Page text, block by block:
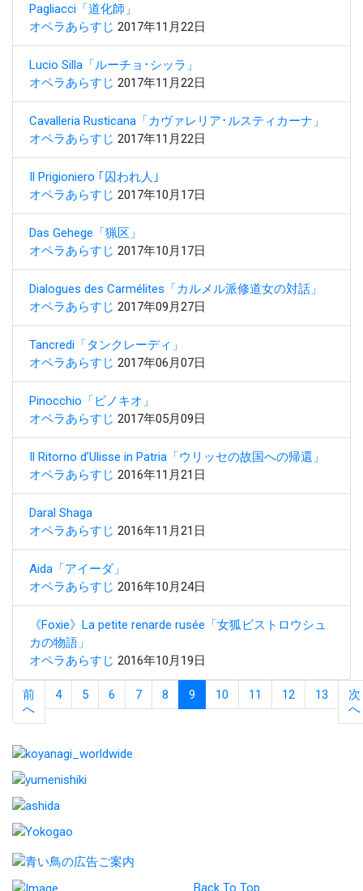
Pagliacci「道化師」
オペラあらすじ 2017年11月22日
Lucio Silla「ルーチョ･シッラ」
オペラあらすじ 2017年11月22日
Cavalleria Rusticana「カヴァレリア･ルスティカーナ」
オペラあらすじ 2017年11月22日
Il Prigioniero ｢囚われ人｣
オペラあらすじ 2017年10月17日
Das Gehege「猟区」
オペラあらすじ 2017年10月17日
Dialogues des Carmélites「カルメル派修道女の対話」
オペラあらすじ 2017年09月27日
Tancredi「タンクレーディ」
オペラあらすじ 2017年06月07日
Pinocchio「ピノキオ」
オペラあらすじ 2017年05月09日
Il Ritorno d’Ulisse in Patria「ウリッセの故国への帰還」
オペラあらすじ 2016年11月21日
Daral Shaga
オペラあらすじ 2016年11月21日
Aida「アイーダ」
オペラあらすじ 2016年10月24日
《Foxie》La petite renarde rusée「女狐ビストロウシュ
カの物語」
オペラあらすじ 2016年10月19日
前
へ
4 5 6 7 8 9 10 11 12 13
次
へ
Back To Top